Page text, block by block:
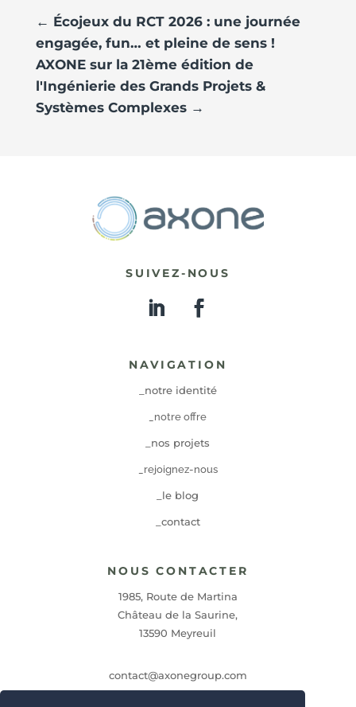
← Écojeux du RCT 2026 : une journée
engagée, fun… et pleine de sens !
AXONE sur la 21ème édition de
l'Ingénierie des Grands Projets &
Systèmes Complexes→
SUIVEZ-NOUS
NAVIGATION
_notre identité
_notre offre
_nos projets
_rejoignez-nous
_le blog
_contact
NOUS CONTACTER
1985, Route de Martina
Château de la Saurine,
13590 Meyreuil
contact@axonegroup.com